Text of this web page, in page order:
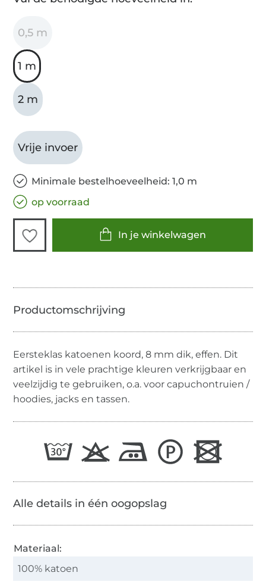
0,5 m
1 m
2 m
Vrije invoer
Minimale bestelhoeveelheid: 1,0 m
op voorraad
In je winkelwagen
Eersteklas katoenen koord, 8 mm dik, effen. Dit
artikel is in vele prachtige kleuren verkrijgbaar en
veelzijdig te gebruiken, o.a. voor capuchontruien /
hoodies, jacks en tassen.
Alle details in één oogopslag
Materiaal:
100% katoen